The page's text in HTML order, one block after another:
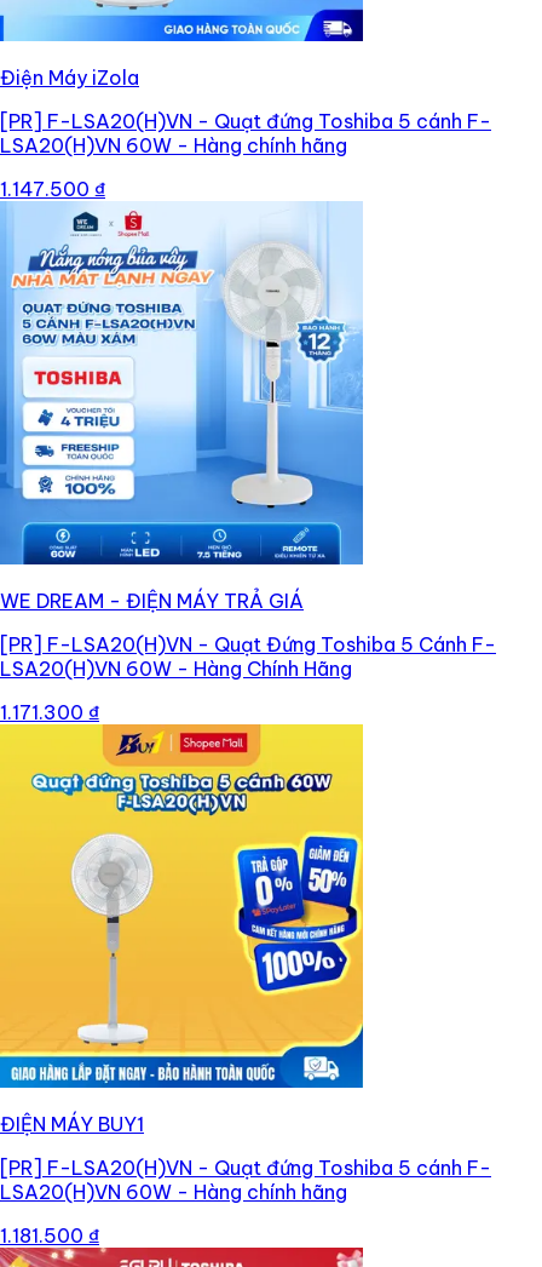
Điện Máy iZola
[PR] F-LSA20(H)VN - Quạt đứng Toshiba 5 cánh F-
LSA20(H)VN 60W - Hàng chính hãng
1.147.500 ₫
WE DREAM - ĐIỆN MÁY TRẢ GIÁ
[PR] F-LSA20(H)VN - Quạt Đứng Toshiba 5 Cánh F-
LSA20(H)VN 60W - Hàng Chính Hãng
1.171.300 ₫
ĐIỆN MÁY BUY1
[PR] F-LSA20(H)VN - Quạt đứng Toshiba 5 cánh F-
LSA20(H)VN 60W - Hàng chính hãng
1.181.500 ₫